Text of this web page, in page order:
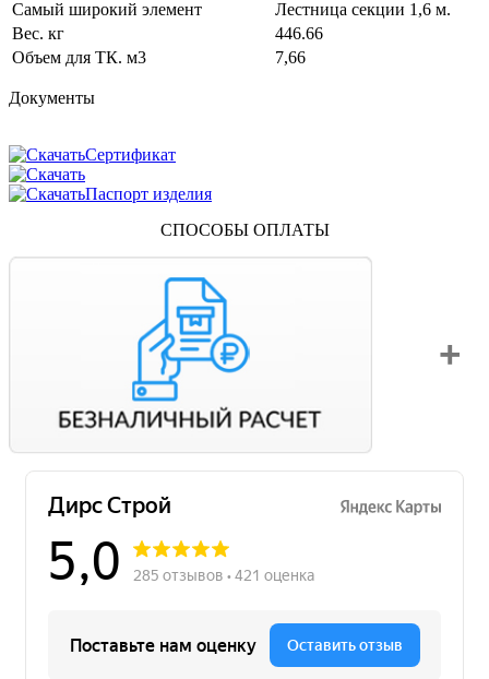
Самый широкий элемент
Лестница секции 1,6 м.
Вес. кг
446.66
Объем для ТК. м3
7,66
Документы
Сертификат
Паспорт изделия
СПОСОБЫ ОПЛАТЫ
с НДС. Для этого попросите менеджера выставить вам
счет на оплату.